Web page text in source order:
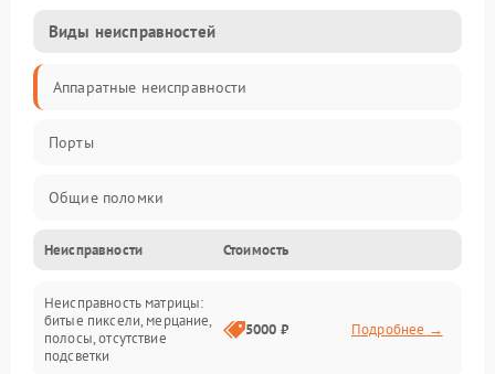
Виды неисправностей
Аппаратные неисправности
Порты
Общие поломки
Устройства
Программные ошибки
Электрические и системные сбои
Неисправности Стоимость
Неисправность матрицы:
битые пиксели, мерцание,
полосы, отсутствие
подсветки
5000 ₽ Подробнее →